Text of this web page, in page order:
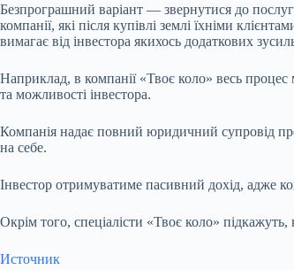
Безпрограшний варіант — звернутися до
компанії, які після купівлі землі їхніми
вимагає від інвестора якихось додаткових
Наприклад, в компанії «Твоє коло» весь
та можливості інвестора.
Компанія надає повний юридичний супровід
на себе.
Інвестор отримуватиме пасивний дохід, адже
Окрім того, спеціалісти «Твоє коло»
Источник